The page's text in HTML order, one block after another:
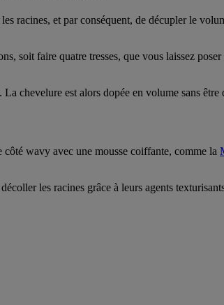
racines, et par conséquent, de décupler le
soit faire quatre tresses, que vous laissez
chevelure est alors dopée en volume sans être
wavy avec une mousse coiffante, comme la
les racines grâce à leurs agents